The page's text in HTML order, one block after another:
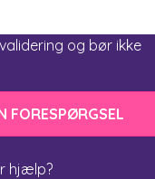
og bør ikke
hjælp?